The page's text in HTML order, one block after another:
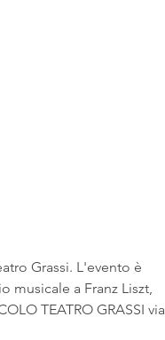
Grassi. L'evento è
musicale a Franz Liszt,
TEATRO GRASSI via